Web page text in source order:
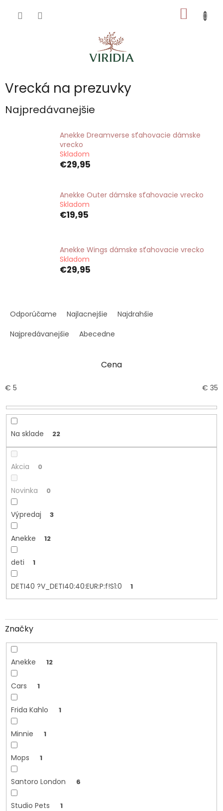
KOŠÍK
Vrecká na prezuvky
Najpredávanejšie
Anekke Dreamverse sťahovacie dámske
vrecko
Skladom
€29,95
Anekke Outer dámske sťahovacie vrecko
Skladom
€19,95
Anekke Wings dámske sťahovacie vrecko
Skladom
€29,95
a
e
r
d
t
Odporúčame Najlacnejšie
Najdrahšie
Najpredávanejšie
Abecedne
Cena
€ 5 € 35
Na sklade 22
Akcia 0
Novinka 0
Výpredaj 3
Anekke 12
deti 1
DETI40 ?V_DETI40:40:EUR:P:f!S1:0 1
Značky
Anekke 12
Cars 1
Frida Kahlo 1
Minnie 1
Mops 1
Santoro London 6
Studio Pets 1